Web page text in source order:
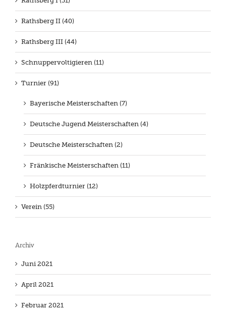
Rathsberg II (40)
Rathsberg III (44)
Schnuppervoltigieren (11)
Turnier (91)
Bayerische Meisterschaften (7)
Deutsche Jugend Meisterschaften (4)
Deutsche Meisterschaften (2)
Fränkische Meisterschaften (11)
Holzpferdturnier (12)
Verein (55)
Archiv
Juni 2021
April 2021
Februar 2021